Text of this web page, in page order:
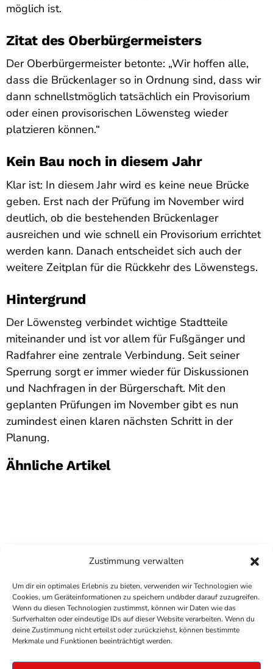
Zustimmung verwalten
Um dir ein optimales Erlebnis zu bieten, verwenden wir Technologien wie
Cookies, um Geräteinformationen zu speichern und/oder darauf zuzugreifen.
Wenn du diesen Technologien zustimmst, können wir Daten wie das
Surfverhalten oder eindeutige IDs auf dieser Website verarbeiten. Wenn du
deine Zustimmung nicht erteilst oder zurückziehst, können bestimmte
Merkmale und Funktionen beeinträchtigt werden.
möglich ist.
Zitat des Oberbürgermeisters
Der Oberbürgermeister betonte: „Wir hoffen alle,
dass die Brückenlager so in Ordnung sind, dass wir
dann schnellstmöglich tatsächlich ein Provisorium
oder einen provisorischen Löwensteg wieder
platzieren können.“
Kein Bau noch in diesem Jahr
Klar ist: In diesem Jahr wird es keine neue Brücke
geben. Erst nach der Prüfung im November wird
deutlich, ob die bestehenden Brückenlager
ausreichen und wie schnell ein Provisorium errichtet
werden kann. Danach entscheidet sich auch der
weitere Zeitplan für die Rückkehr des Löwenstegs.
Hintergrund
Der Löwensteg verbindet wichtige Stadtteile
miteinander und ist vor allem für Fußgänger und
Radfahrer eine zentrale Verbindung. Seit seiner
Sperrung sorgt er immer wieder für Diskussionen
und Nachfragen in der Bürgerschaft. Mit den
geplanten Prüfungen im November gibt es nun
zumindest einen klaren nächsten Schritt in der
Planung.
Ähnliche Artikel
COPYRIGHTANTENNE BAD KREUZNACH